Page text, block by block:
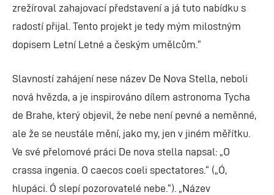
zrežíroval zahajovací představení a já tuto nabídku s
radostí přijal. Tento projekt je tedy mým milostným
dopisem Letní Letné a českým umělcům.“
Slavností zahájení nese název De Nova Stella, neboli
nová hvězda, a je inspirováno dílem astronoma Tycha
de Brahe, který objevil, že nebe není pevné a neměnné,
ale že se neustále mění, jako my, jen v jiném měřítku.
Ve své přelomové práci De nova stella napsal: „O
crassa ingenia. O caecos coeli spectatores.“ („Ó,
hlupáci. Ó slepí pozorovatelé nebe.“). „Název